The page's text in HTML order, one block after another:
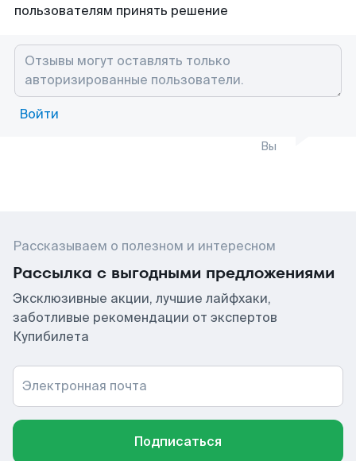
пользователям принять решение
Войти
Вы
Рассказываем о полезном и интересном
Рассылка с выгодными предложениями
Эксклюзивные акции, лучшие лайфхаки,
заботливые рекомендации от экспертов
Купибилета
Электронная почта
Подписаться